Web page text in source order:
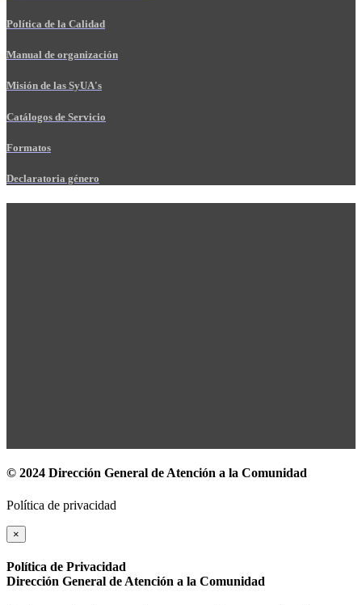
Política de la Calidad
Manual de organización
Misión de las SyUA's
Catálogos de Servicio
Formatos
Declaratoria género
© 2024 Dirección General de Atención a la Comunidad
Política de privacidad
×
Política de Privacidad
Dirección General de Atención a la Comunidad